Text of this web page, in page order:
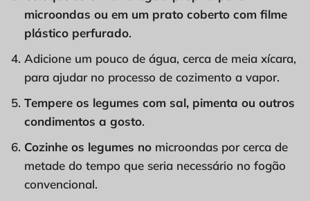
microondas ou em um prato coberto com filme
plástico perfurado.
Adicione um pouco de água, cerca de meia xícara,
para ajudar no processo de cozimento a vapor.
Tempere os legumes com sal, pimenta ou outros
condimentos a gosto.
Cozinhe os legumes no microondas por cerca de
metade do tempo que seria necessário no fogão
convencional.